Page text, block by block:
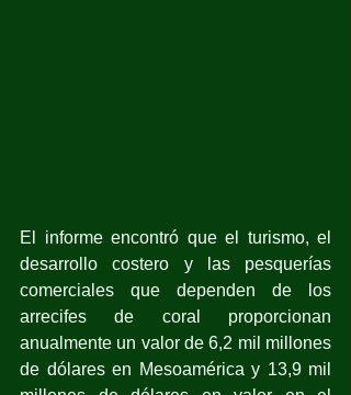
El informe encontró que el turismo, el
desarrollo costero y las pesquerías
comerciales que dependen de los
arrecifes de coral proporcionan
anualmente un valor de 6,2 mil millones
de dólares en Mesoamérica y 13,9 mil